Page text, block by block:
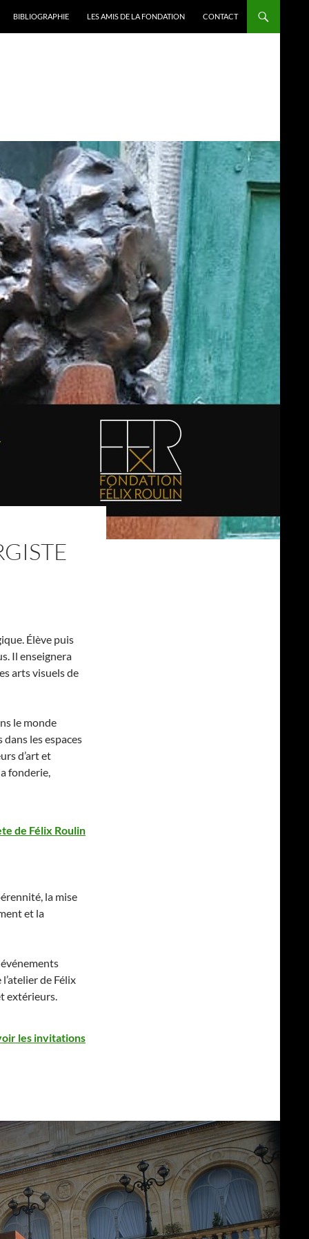
BIBLIOGRAPHIE LES AMIS DE LA FONDATION CONTACT
Élève puis
Il enseignera
arts visuels de
le monde
les espaces
d’art et
fonderie,
de Félix Roulin
la mise
et la
de Félix
extérieurs.
les invitations